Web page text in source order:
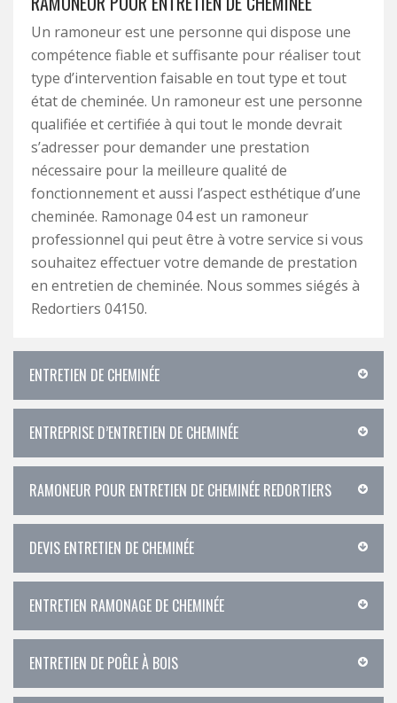
Un ramoneur est une personne qui dispose une
compétence fiable et suffisante pour réaliser tout
type d’intervention faisable en tout type et tout
état de cheminée. Un ramoneur est une personne
qualifiée et certifiée à qui tout le monde devrait
s’adresser pour demander une prestation
nécessaire pour la meilleure qualité de
fonctionnement et aussi l’aspect esthétique d’une
cheminée. Ramonage 04 est un ramoneur
professionnel qui peut être à votre service si vous
souhaitez effectuer votre demande de prestation
en entretien de cheminée. Nous sommes siégés à
Redortiers 04150.
ENTRETIEN DE CHEMINÉE
ENTREPRISE D’ENTRETIEN DE CHEMINÉE
RAMONEUR POUR ENTRETIEN DE CHEMINÉE REDORTIERS
DEVIS ENTRETIEN DE CHEMINÉE
ENTRETIEN RAMONAGE DE CHEMINÉE
ENTRETIEN DE POÊLE À BOIS